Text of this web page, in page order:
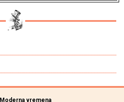
Moderna vremena